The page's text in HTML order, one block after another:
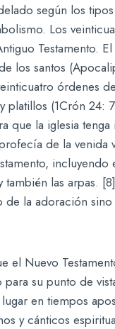
según los
Los
Testamento.
los santos
órdenes
platillos (1Crón 24:
que la iglesia
de la
las arpas.
la adoración
el Nuevo
para su punto de
en tiempos
y cánticos